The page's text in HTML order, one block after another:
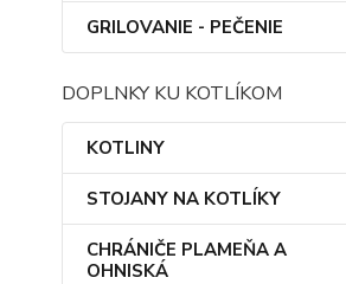
GRILOVANIE - PEČENIE
DOPLNKY KU KOTLÍKOM
KOTLINY
STOJANY NA KOTLÍKY
CHRÁNIČE PLAMEŇA A
OHNISKÁ